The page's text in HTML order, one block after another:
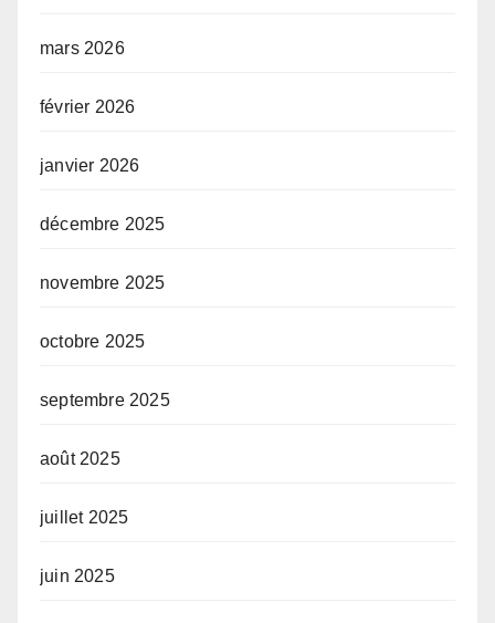
mars 2026
février 2026
janvier 2026
décembre 2025
novembre 2025
octobre 2025
septembre 2025
août 2025
juillet 2025
juin 2025